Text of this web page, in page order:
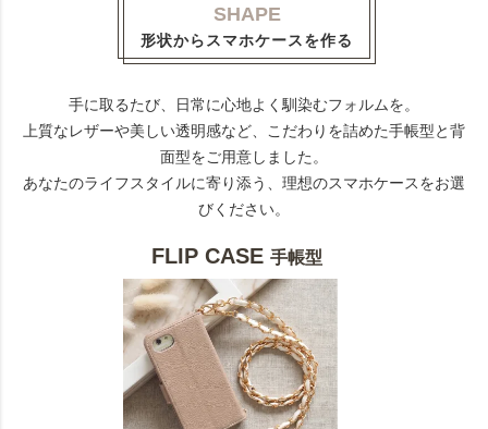
SHAPE
形状からスマホケースを作る
手に取るたび、日常に心地よく馴染むフォルムを。
上質なレザーや美しい透明感など、こだわりを詰めた手帳型と背
面型をご用意しました。
あなたのライフスタイルに寄り添う、理想のスマホケースをお選
びください。
FLIP CASE手帳型